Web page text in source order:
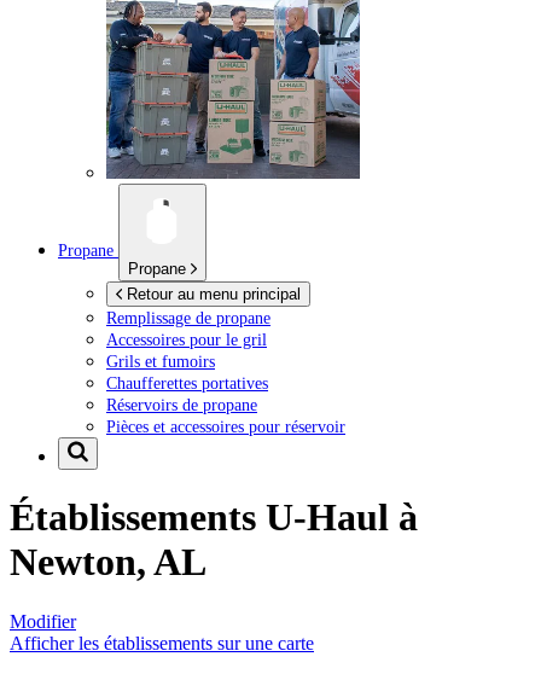
Propane
Propane
Retour au menu principal
Remplissage de propane
Accessoires pour le gril
Grils et fumoirs
Chaufferettes portatives
Réservoirs de propane
Pièces et accessoires pour réservoir
Établissements U-Haul à
Newton, AL
Modifier
Afficher les établissements sur une carte